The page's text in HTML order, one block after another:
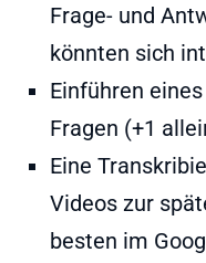
Frage- und
könnten sich
Einführen
Fragen (+1
Eine
Videos zur
besten im